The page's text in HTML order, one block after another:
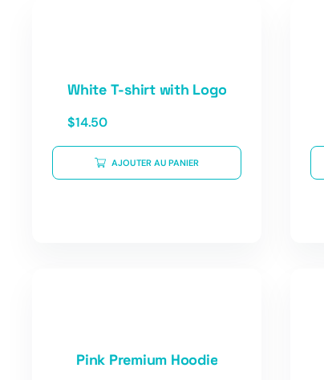
White T-shirt with Logo
$14.50
AJOUTER AU PANIER
Pink Premium Hoodie